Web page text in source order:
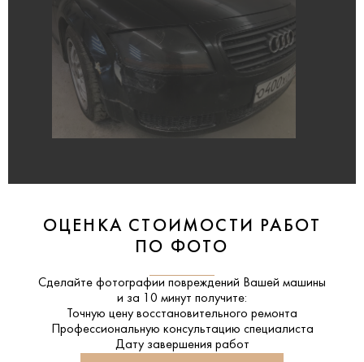
ОЦЕНКА СТОИМОСТИ РАБОТ
ПО ФОТО
Сделайте фотографии повреждений Вашей машины
и за
10 минут получите:
Точную цену восстановительного ремонта
Профессиональную консультацию специалиста
Дату завершения работ